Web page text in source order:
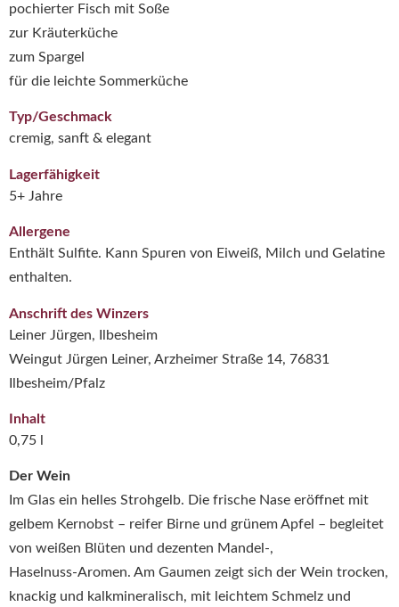
Der Wein
Im Glas ein helles Strohgelb. Die frische Nase eröffnet mit
gelbem Kernobst – reifer Birne und grünem Apfel – begleitet
von weißen Blüten und dezenten Mandel‑,
Haselnuss‑Aromen. Am Gaumen zeigt sich der Wein trocken,
knackig und kalkmineralisch, mit leichtem Schmelz und
pochierter Fisch mit Soße
zur Kräuterküche
zum Spargel
für die leichte Sommerküche
Typ/Geschmack
cremig, sanft & elegant
Lagerfähigkeit
5+ Jahre
Allergene
Enthält Sulfite. Kann Spuren von Eiweiß, Milch und Gelatine
enthalten.
Anschrift des Winzers
Leiner Jürgen, Ilbesheim
Weingut Jürgen Leiner, Arzheimer Straße 14, 76831
Ilbesheim/Pfalz
Inhalt
0,75 l